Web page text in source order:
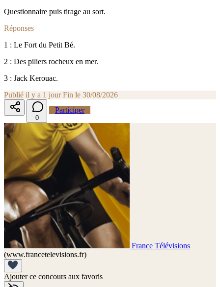
Questionnaire puis tirage au sort.
Réponses
1 : Le Fort du Petit Bé.
2 : Des piliers rocheux en mer.
3 : Jack Kerouac.
Publié il y a 1 jour Fin le 30/08/2026
0
Participer
France Télévisions
(www.francetelevisions.fr)
Ajouter ce concours aux favoris